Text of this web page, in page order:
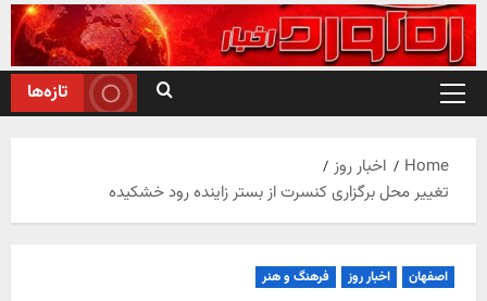
Skip
to
content
Primary
تازه‌ها
Home
اخبار روز
تغییر محل برگزاری کنسرت از بستر زاینده رود خشکیده
اصفهان اخبار روز فرهنگ و هنر